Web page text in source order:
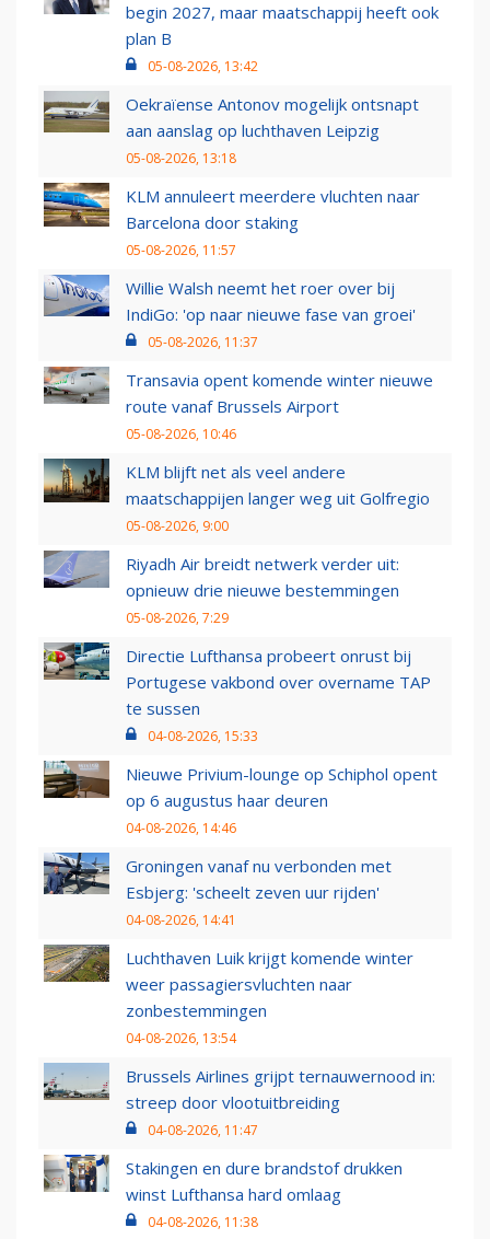
begin 2027, maar maatschappij heeft ook
plan B
05-08-2026, 13:42
Oekraïense Antonov mogelijk ontsnapt
aan aanslag op luchthaven Leipzig
05-08-2026, 13:18
KLM annuleert meerdere vluchten naar
Barcelona door staking
05-08-2026, 11:57
Willie Walsh neemt het roer over bij
IndiGo: 'op naar nieuwe fase van groei'
05-08-2026, 11:37
Transavia opent komende winter nieuwe
route vanaf Brussels Airport
05-08-2026, 10:46
KLM blijft net als veel andere
maatschappijen langer weg uit Golfregio
05-08-2026, 9:00
Riyadh Air breidt netwerk verder uit:
opnieuw drie nieuwe bestemmingen
05-08-2026, 7:29
Directie Lufthansa probeert onrust bij
Portugese vakbond over overname TAP
te sussen
04-08-2026, 15:33
Nieuwe Privium-lounge op Schiphol opent
op 6 augustus haar deuren
04-08-2026, 14:46
Groningen vanaf nu verbonden met
Esbjerg: 'scheelt zeven uur rijden'
04-08-2026, 14:41
Luchthaven Luik krijgt komende winter
weer passagiersvluchten naar
zonbestemmingen
04-08-2026, 13:54
Brussels Airlines grijpt ternauwernood in:
streep door vlootuitbreiding
04-08-2026, 11:47
Stakingen en dure brandstof drukken
winst Lufthansa hard omlaag
04-08-2026, 11:38